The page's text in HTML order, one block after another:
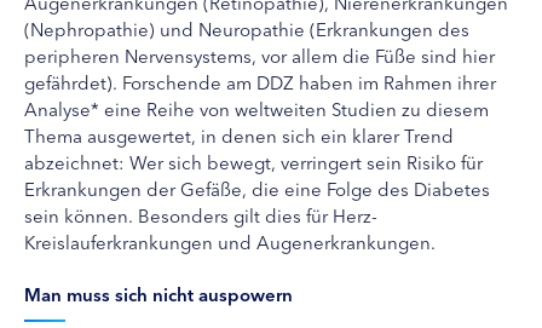
(Nephropathie) und Neuropathie (Erkrankungen des
peripheren Nervensystems, vor allem die Füße sind hier
gefährdet). Forschende am DDZ haben im Rahmen ihrer
Analyse* eine Reihe von weltweiten Studien zu diesem
Thema ausgewertet, in denen sich ein klarer Trend
abzeichnet: Wer sich bewegt, verringert sein Risiko für
Erkrankungen der Gefäße, die eine Folge des Diabetes
sein können. Besonders gilt dies für Herz-
Kreislauferkrankungen und Augenerkrankungen.
Man muss sich nicht auspowern